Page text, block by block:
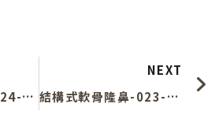
結構式軟骨隆鼻-024-左側
NEXT
結構式軟骨隆鼻-023-45度